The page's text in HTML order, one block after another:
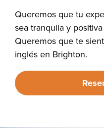
Queremos que tu
sea tranquila y
Queremos que te
inglés en Brighton.